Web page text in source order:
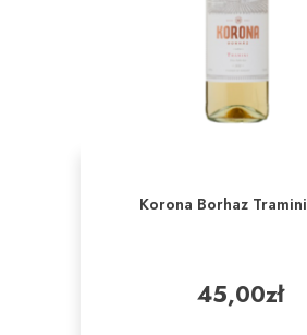
Korona Borhaz
45,00zł